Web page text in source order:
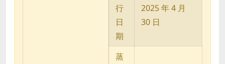
行
日
期
2025 年 4 月
30 日
蒸